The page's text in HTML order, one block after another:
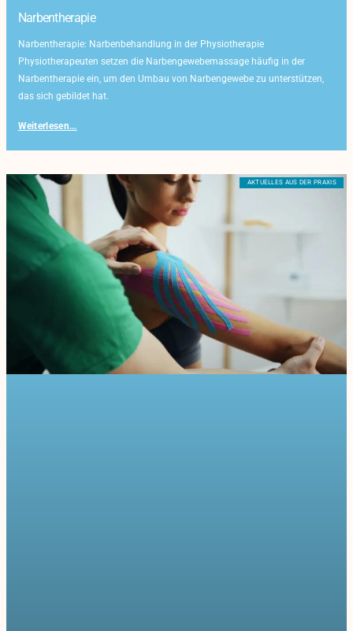
Narbentherapie
Narbentherapie: Narbenbehandlung in der Physiotherapie
Physiotherapeuten setzen die Narbengewebemassage häufig in der
Narbentherapie ein, um den Umbau von Narbengewebe zu unterstützen,
das sich gebildet hat.
Weiterlesen...
AKTUELLES AUS DER PRAXIS